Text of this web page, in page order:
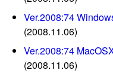
Ver.2008:74
(2008.11.06)
Ver.2008:74
(2008.11.06)